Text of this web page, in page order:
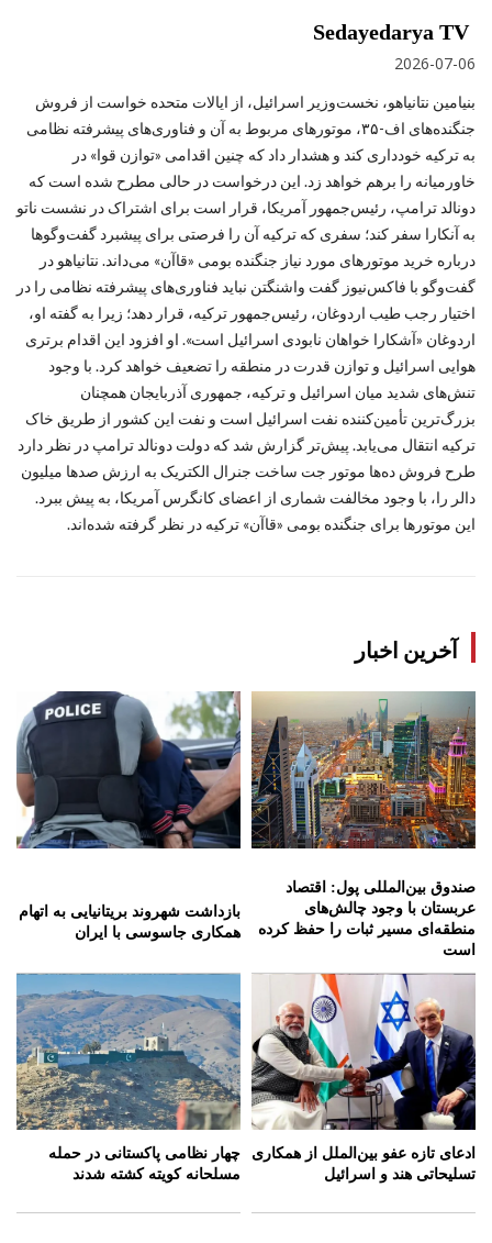
Sedayedarya TV
2026-07-06
بنیامین نتانیاهو، نخست‌وزیر اسرائیل، از ایالات متحده خواست از فروش
جنگنده‌های اف-۳۵، موتورهای مربوط به آن و فناوری‌های پیشرفته نظامی
به ترکیه خودداری کند و هشدار داد که چنین اقدامی «توازن قوا» در
خاورمیانه را برهم خواهد زد. این درخواست در حالی مطرح شده است که
دونالد ترامپ، رئیس‌جمهور آمریکا، قرار است برای اشتراک در نشست ناتو
به آنکارا سفر کند؛ سفری که ترکیه آن را فرصتی برای پیشبرد گفت‌وگوها
درباره خرید موتورهای مورد نیاز جنگنده بومی «قاآن» می‌داند. نتانیاهو در
گفت‌وگو با فاکس‌نیوز گفت واشنگتن نباید فناوری‌های پیشرفته نظامی را در
اختیار رجب طیب اردوغان، رئیس‌جمهور ترکیه، قرار دهد؛ زیرا به گفته او،
اردوغان «آشکارا خواهان نابودی اسرائیل است». او افزود این اقدام برتری
هوایی اسرائیل و توازن قدرت در منطقه را تضعیف خواهد کرد. با وجود
تنش‌های شدید میان اسرائیل و ترکیه، جمهوری آذربایجان همچنان
بزرگ‌ترین تأمین‌کننده نفت اسرائیل است و نفت این کشور از طریق خاک
ترکیه انتقال می‌یابد. پیش‌تر گزارش شد که دولت دونالد ترامپ در نظر دارد
طرح فروش ده‌ها موتور جت ساخت جنرال الکتریک به ارزش صدها میلیون
دالر را، با وجود مخالفت شماری از اعضای کانگرس آمریکا، به پیش ببرد.
این موتورها برای جنگنده بومی «قاآن» ترکیه در نظر گرفته شده‌اند.
آخرین اخبار
صندوق بین‌المللی پول: اقتصاد
عربستان با وجود چالش‌های
منطقه‌ای مسیر ثبات را حفظ کرده
است
بازداشت شهروند بریتانیایی به اتهام
همکاری جاسوسی با ایران
ادعای تازه عفو بین‌الملل از همکاری
تسلیحاتی هند و اسرائیل
چهار نظامی پاکستانی در حمله
مسلحانه کویته کشته شدند